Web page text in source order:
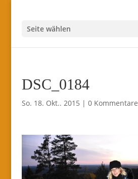
Seite wählen
DSC_0184
So. 18. Okt.. 2015 | 0 Kommentare